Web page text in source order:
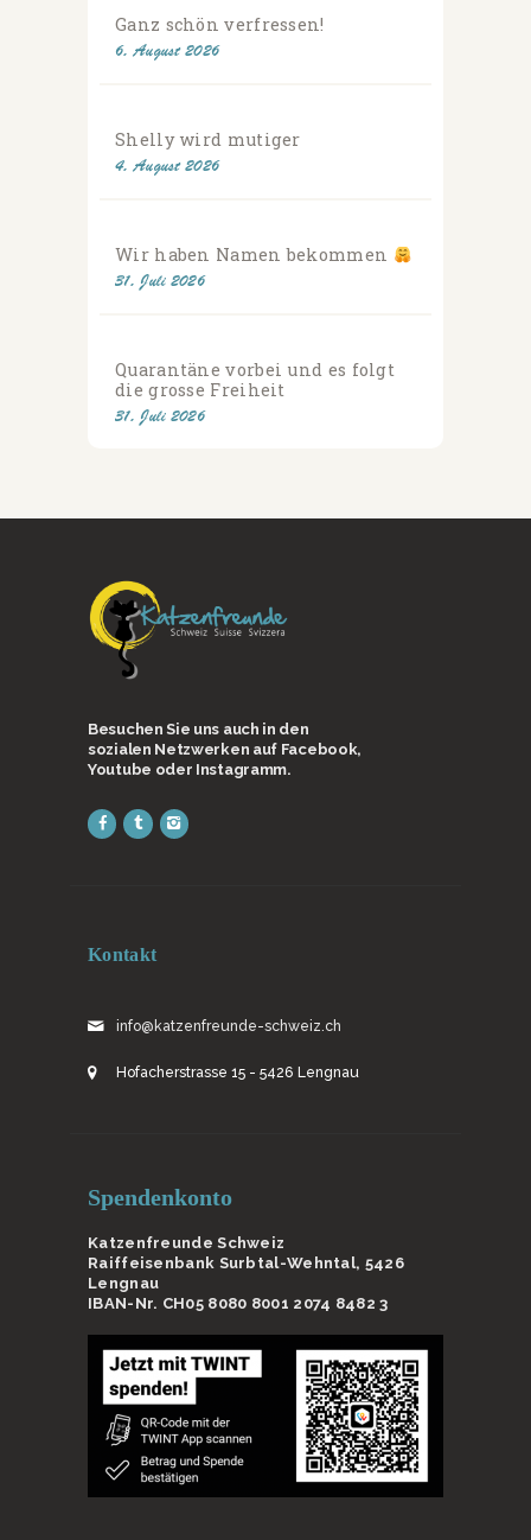
Ganz schön verfressen!
6. August 2026
Shelly wird mutiger
4. August 2026
Wir haben Namen bekommen
31. Juli 2026
Quarantäne vorbei und es folgt
die grosse Freiheit
31. Juli 2026
Besuchen Sie uns auch in den
sozialen Netzwerken auf Facebook,
Youtube oder Instagramm.
Kontakt
info@katzenfreunde-schweiz.ch
Hofacherstrasse 15 - 5426 Lengnau
Spendenkonto
Katzenfreunde Schweiz
Raiffeisenbank Surbtal-Wehntal, 5426
Lengnau
IBAN-Nr. CH05 8080 8001 2074 8482 3